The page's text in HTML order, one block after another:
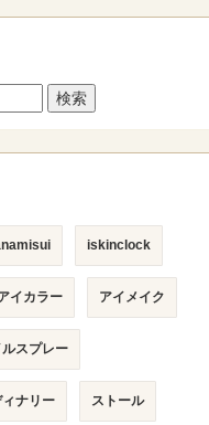
検索
iskinclock
イカラー アイメイク
スプレー
ナリー ストール